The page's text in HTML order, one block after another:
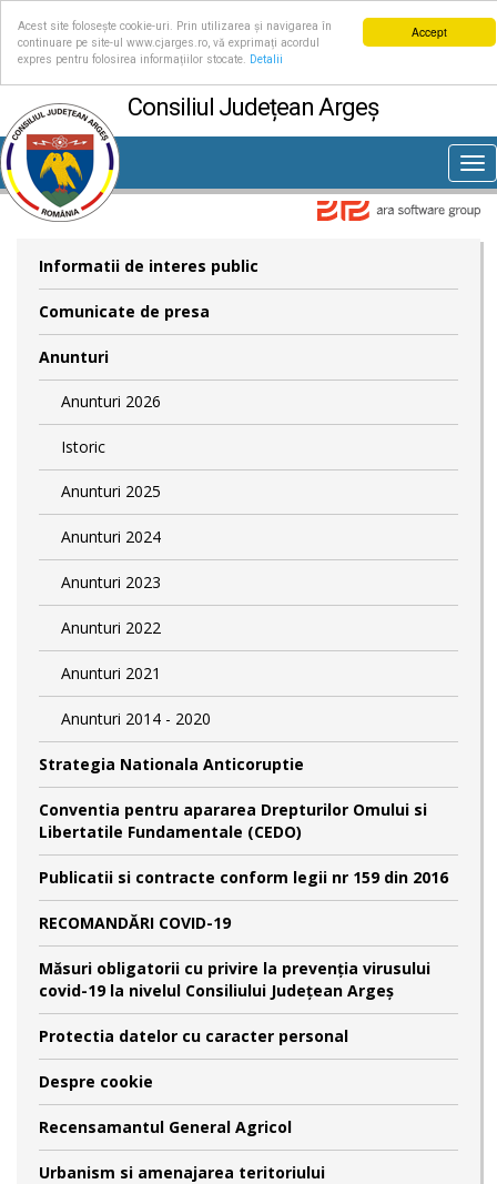
Accept
Acest site folosește cookie-uri. Prin utilizarea și navigarea în
continuare pe site-ul www.cjarges.ro, vă exprimați acordul
expres pentru folosirea informațiilor stocate.
Detalii
Consiliul Județean Argeș
Informatii de interes public
Comunicate de presa
Anunturi
Anunturi 2026
Istoric
Anunturi 2025
Anunturi 2024
Anunturi 2023
Anunturi 2022
Anunturi 2021
Anunturi 2014 - 2020
Strategia Nationala Anticoruptie
Conventia pentru apararea Drepturilor Omului si
Libertatile Fundamentale (CEDO)
Publicatii si contracte conform legii nr 159 din 2016
RECOMANDĂRI COVID-19
Măsuri obligatorii cu privire la prevenția virusului
covid-19 la nivelul Consiliului Județean Argeș
Protectia datelor cu caracter personal
Despre cookie
Recensamantul General Agricol
Urbanism si amenajarea teritoriului